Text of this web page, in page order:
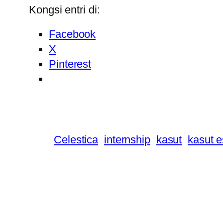
Kongsi entri di:
Facebook
X
Pinterest
Celestica internship kasut kasut